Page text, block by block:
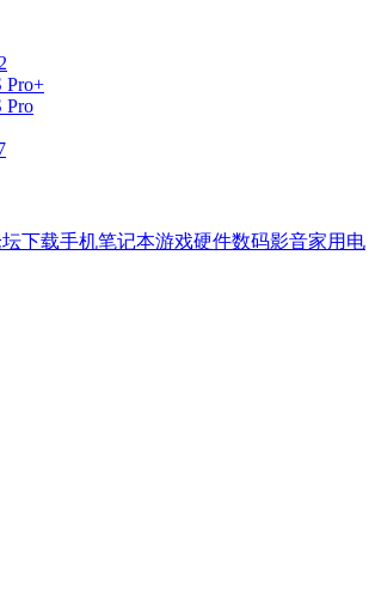
Pro+
Pro
下载手机笔记本游戏硬件数码影音家用电